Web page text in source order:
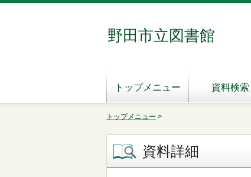
野田市立図書館
トップメニュー 資料検索
トップメニュー >
資料詳細